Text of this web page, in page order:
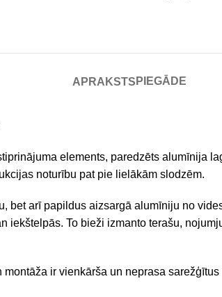
APRAKSTS PIEGĀDE
elements, paredzēts alumīnija
noturību pat pie lielākām slodzēm.
bet arī papildus aizsargā alumīniju no
To bieži izmanto terašu,
ir vienkārša un neprasa